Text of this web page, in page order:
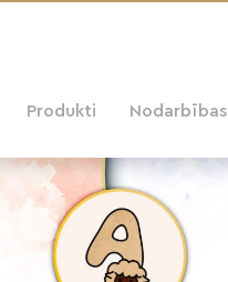
Produkti Nodarbības